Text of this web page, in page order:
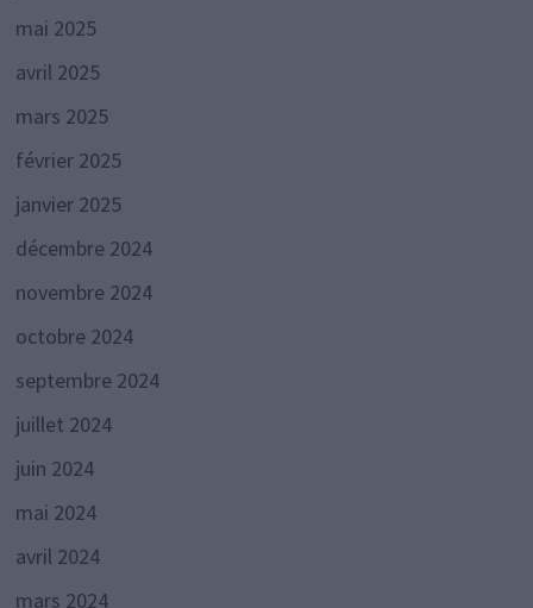
mai 2025
avril 2025
mars 2025
février 2025
janvier 2025
décembre 2024
novembre 2024
octobre 2024
septembre 2024
juillet 2024
juin 2024
mai 2024
avril 2024
mars 2024